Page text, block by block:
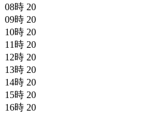
08時 20
09時 20
10時 20
11時 20
12時 20
13時 20
14時 20
15時 20
16時 20